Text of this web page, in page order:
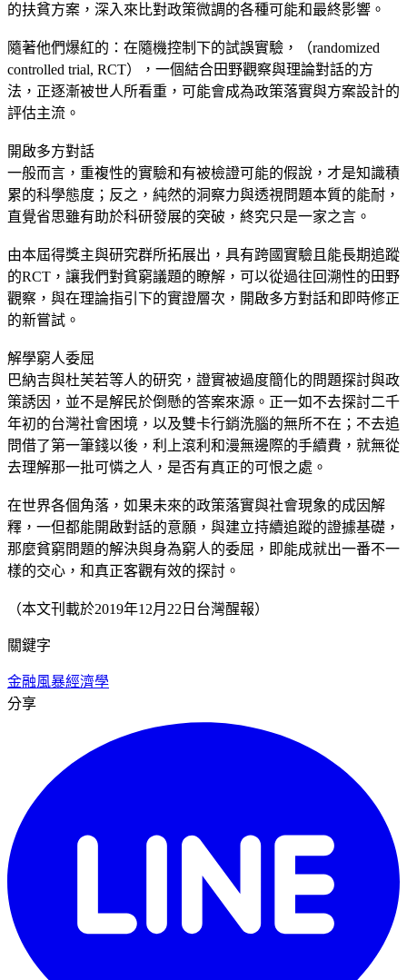
的扶貧方案，深入來比對政策微調的各種可能和最終影響。
隨著他們爆紅的：在隨機控制下的試誤實驗，（randomized
controlled trial, RCT），一個結合田野觀察與理論對話的方
法，正逐漸被世人所看重，可能會成為政策落實與方案設計的
評估主流。
開啟多方對話
一般而言，重複性的實驗和有被檢證可能的假說，才是知識積
累的科學態度；反之，純然的洞察力與透視問題本質的能耐，
直覺省思雖有助於科研發展的突破，終究只是一家之言。
由本屆得獎主與研究群所拓展出，具有跨國實驗且能長期追蹤
的RCT，讓我們對貧窮議題的瞭解，可以從過往回溯性的田野
觀察，與在理論指引下的實證層次，開啟多方對話和即時修正
的新嘗試。
解學窮人委屈
巴納吉與杜芙若等人的研究，證實被過度簡化的問題探討與政
策誘因，並不是解民於倒懸的答案來源。正一如不去探討二千
年初的台灣社會困境，以及雙卡行銷洗腦的無所不在；不去追
問借了第一筆錢以後，利上滾利和漫無邊際的手續費，就無從
去理解那一批可憐之人，是否有真正的可恨之處。
在世界各個角落，如果未來的政策落實與社會現象的成因解
釋，一但都能開啟對話的意願，與建立持續追蹤的證據基礎，
那麼貧窮問題的解決與身為窮人的委屈，即能成就出一番不一
樣的交心，和真正客觀有效的探討。
（本文刊載於2019年12月22日台灣醒報）
關鍵字
金融風暴經濟學
分享